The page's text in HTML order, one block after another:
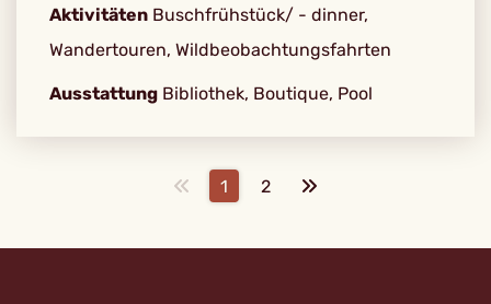
Aktivitäten Buschfrühstück/ - dinner,
Wandertouren, Wildbeobachtungsfahrten
Ausstattung Bibliothek, Boutique, Pool
1 2